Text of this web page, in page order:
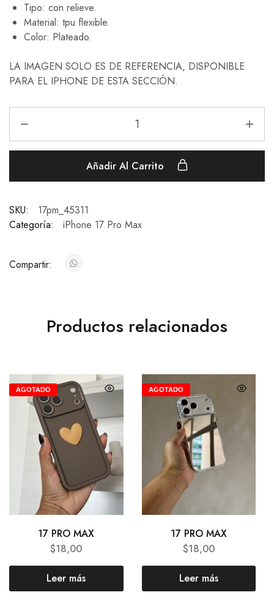
Tipo: con relieve.
Material: tpu flexible.
Color: Plateado.
LA IMAGEN SOLO ES DE REFERENCIA, DISPONIBLE
PARA EL IPHONE DE ESTA SECCIÓN.
Añadir Al Carrito
SKU:
17pm_45311
Categoría:
iPhone 17 Pro Max
Compartir:
Productos relacionados
AGOTADO
17 PRO MAX
$18,00
Leer más
AGOTADO
17 PRO MAX
$18,00
Leer más